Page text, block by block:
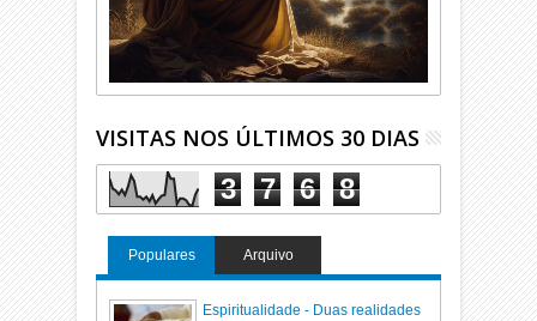
VISITAS NOS ÚLTIMOS 30 DIAS
3 7 6 8
Populares Arquivo
Espiritualidade - Duas realidades